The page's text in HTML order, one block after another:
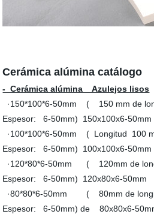
Cerámica alúmina catálogo
- Cerámica alúmina Azulejos lisos
·150*100*6-50mm ( 150 mm de
Espesor: 6-50mm) 150x100x6-50mm
·100*100*6-50mm ( Longitud 100
Espesor: 6-50mm) 100x100x6-50mm
·120*80*6-50mm ( 120mm de
Espesor: 6-50mm) 120x80x6-50mm
·80*80*6-50mm ( 80mm de
Espesor: 6-50mm) de 80x80x6-